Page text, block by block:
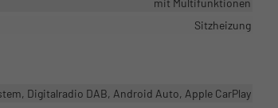
mit Multifunktionen
Sitzheizung
Digitalradio DAB, Android Auto, Apple CarPlay